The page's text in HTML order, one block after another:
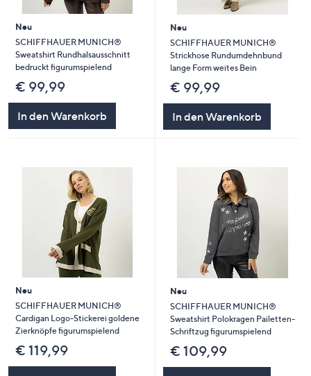
Neu
SCHIFFHAUER MUNICH®
Sweatshirt Rundhalsausschnitt
bedruckt figurumspielend
€ 99,99
In den Warenkorb
Neu
SCHIFFHAUER MUNICH®
Strickhose Rundumdehnbund
lange Form weites Bein
€ 99,99
In den Warenkorb
Neu
SCHIFFHAUER MUNICH®
Cardigan Logo-Stickerei goldene
Zierknöpfe figurumspielend
€ 119,99
Neu
SCHIFFHAUER MUNICH®
Sweatshirt Polokragen Pailetten-
Schriftzug figurumspielend
€ 109,99